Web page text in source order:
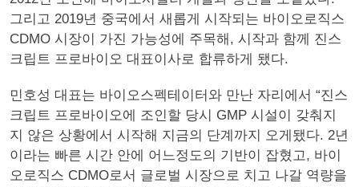
그리고 2019년 중국에서 새롭게 시작되는 바이오로직스
CDMO 시장이 가진 가능성에 주목해, 시작과 함께 진스
크립트 프로바이오 대표이사로 합류하게 됐다.
민호성 대표는 바이오스펙테이터와 만난 자리에서 “진스
크립트 프로바이오에 조인할 당시 GMP 시설이 갖춰지
지 않은 상황에서 시작해 지금의 단계까지 오게됐다. 2년
이라는 빠른 시간 안에 어느정도의 기반이 잡혔고, 바이
오로직스 CDMO로서 글로벌 시장으로 치고 나갈 역량을